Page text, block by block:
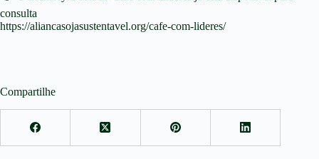
consulta
https://aliancasojasustentavel.org/cafe-com-lideres/
Compartilhe